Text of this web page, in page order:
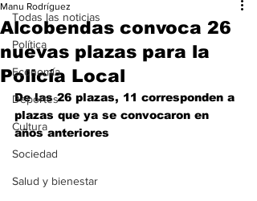
Todas las noticias
Política
Economía
Deportes
Cultura
Sociedad
Salud y bienestar
Alcobendas convoca 26
nuevas plazas para la
Policía Local
Manu Rodríguez
De las 26 plazas, 11 corresponden a
plazas que ya se convocaron en
años anteriores